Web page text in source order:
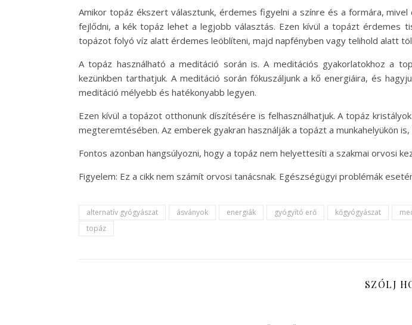
Amikor topáz ékszert választunk, érdemes figyelni a színre és a formára,
fejlődni, a kék topáz lehet a legjobb választás. Ezen kívül a topázt érdemes
topázot folyó víz alatt érdemes leöblíteni, majd napfényben vagy telihold alatt
A topáz használható a meditáció során is. A meditációs gyakorlatokhoz a
kezünkben tarthatjuk. A meditáció során fókuszáljunk a kő energiáira, és
meditáció mélyebb és hatékonyabb legyen.
Ezen kívül a topázot otthonunk díszítésére is felhasználhatjuk. A topáz
megteremtésében. Az emberek gyakran használják a topázt a munkahelyükön
Fontos azonban hangsúlyozni, hogy a topáz nem helyettesíti a szakmai orvosi
Figyelem: Ez a cikk nem számít orvosi tanácsnak. Egészségügyi problémák
alternatív gyógyászat ásványok energiák gyógyító erő kőgyógyászat
topáz
SZÓLJ